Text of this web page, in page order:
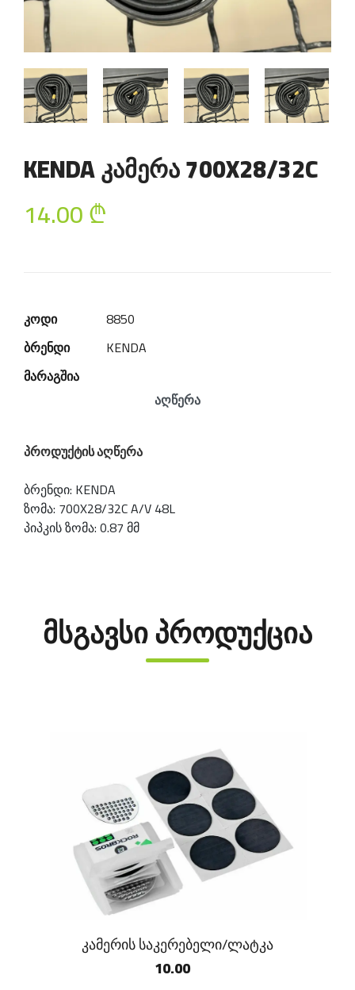
KENDA კამერა 700X28/32C
14.00 ₾
კოდი
8850
ბრენდი
KENDA
მარაგშია
აღწერა
პროდუქტის აღწერა
ბრენდი: KENDA
ზომა: 700X28/32C A/V 48L
პიპკის ზომა: 0.87 მმ
მსგავსი პროდუქცია
კამერის საკერებელი/ლატკა
10.00